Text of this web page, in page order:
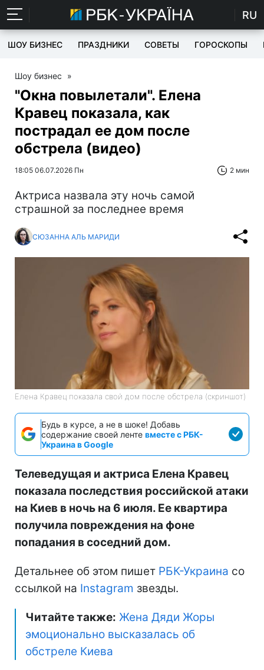
RU
ШОУ БИЗНЕС ПРАЗДНИКИ СОВЕТЫ ГОРОСКОПЫ
Шоу бизнес »
"Окна повылетали". Елена
Кравец показала, как
пострадал ее дом после
обстрела (видео)
18:05 06.07.2026 Пн 2 мин
Актриса назвала эту ночь самой
страшной за последнее время
СЮЗАННА АЛЬ МАРИДИ
Елена Кравец показала свой дом после обстрела (скриншот)
Будь в курсе, а не в шоке! Добавь
содержание своей ленте вместе с РБК-
Украина в Google
Телеведущая и актриса Елена Кравец
показала последствия российской атаки
на Киев в ночь на 6 июля. Ее квартира
получила повреждения на фоне
попадания в соседний дом.
Детальнее об этом пишет РБК-Украина со
ссылкой на Instagram звезды.
Читайте также: Жена Дяди Жоры
эмоционально высказалась об
обстреле Киева